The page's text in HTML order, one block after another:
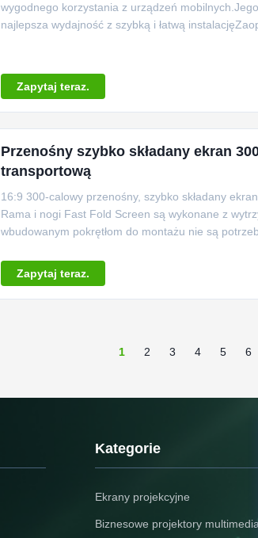
wygodnego korzystania z urządzeń
najlepsza wydajność z szybką i łatwą
Zapytaj teraz.
Przenośny szybko składany ekran
transportową
16:9 300-calowy przenośny, szybko składany
Rama i nogi Fast Fold Screen są wykonane z
wbudowanym pokrętłom do montażu nie są
Zapytaj teraz.
1 2 3 4 5 6
Kategorie
Ekrany projekcyjne
Biznesowe projektory